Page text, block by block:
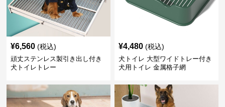
¥6,560 (税込)
頑丈ステンレス製引き出し付き
犬トイレトレー
¥4,480 (税込)
犬トイレ 大型ワイドトレー付き
犬用トイレ 金属格子網